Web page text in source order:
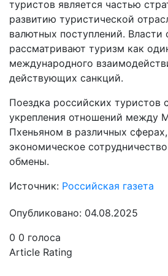
туристов является частью
развитию туристической
валютных поступлений. Власти
рассматривают туризм как
международного
действующих санкций.
Поездка российских туристов
укрепления отношений между
Пхеньяном в различных
экономическое
обмены.
Источник: Российская газета
Опубликовано: 04.08.2025
0 0 голоса
Article Rating